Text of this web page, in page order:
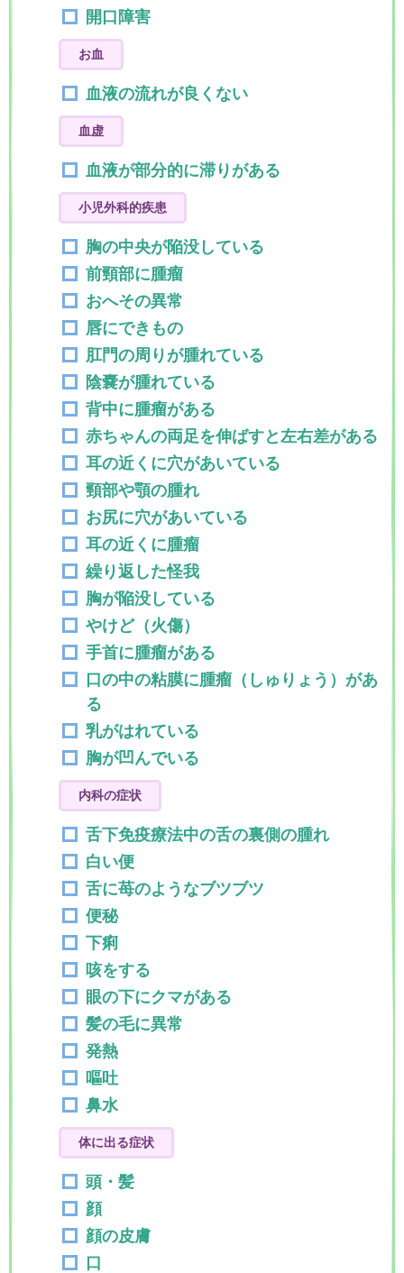
開口障害
お血
血液の流れが良くない
血虚
血液が部分的に滞りがある
小児外科的疾患
胸の中央が陥没している
前頸部に腫瘤
おへその異常
唇にできもの
肛門の周りが腫れている
陰嚢が腫れている
背中に腫瘤がある
赤ちゃんの両足を伸ばすと左右差がある
耳の近くに穴があいている
頸部や顎の腫れ
お尻に穴があいている
耳の近くに腫瘤
繰り返した怪我
胸が陥没している
やけど（火傷）
手首に腫瘤がある
口の中の粘膜に腫瘤（しゅりょう）があ
る
乳がはれている
胸が凹んでいる
内科の症状
舌下免疫療法中の舌の裏側の腫れ
白い便
舌に苺のようなブツブツ
便秘
下痢
咳をする
眼の下にクマがある
髪の毛に異常
発熱
嘔吐
鼻水
体に出る症状
頭・髪
顔
顔の皮膚
口